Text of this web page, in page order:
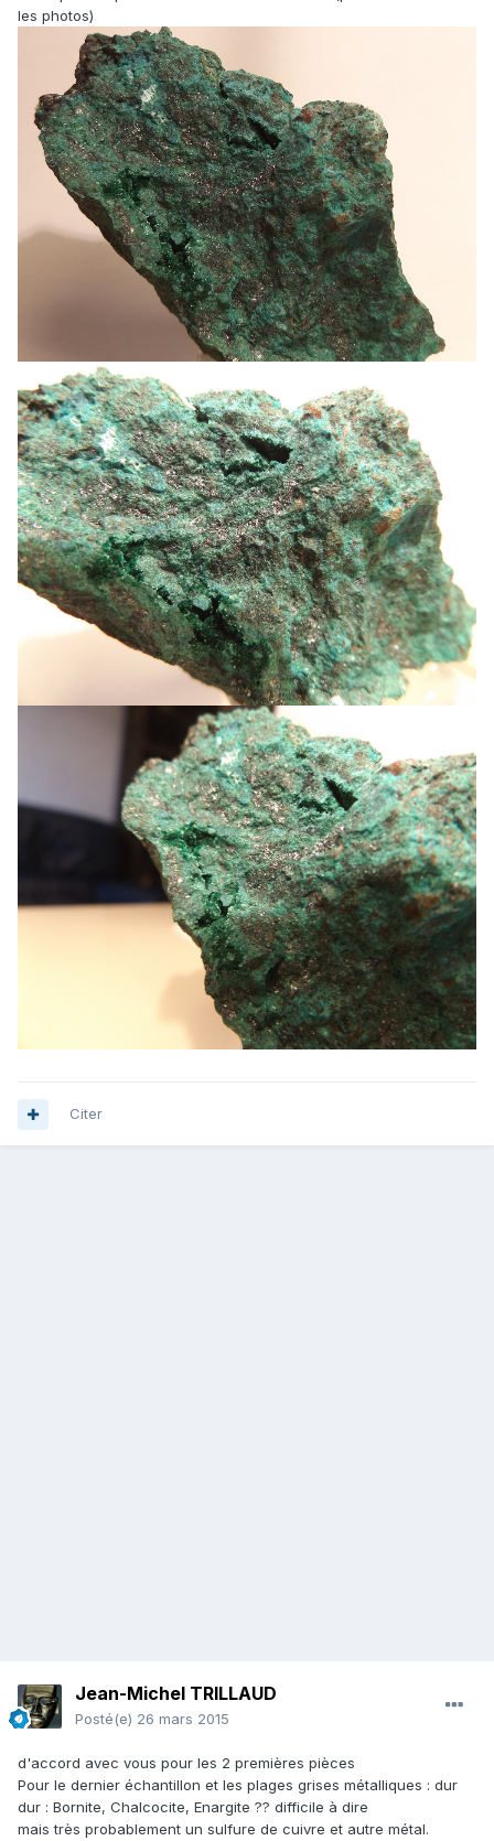
les photos)
Citer
Jean-Michel TRILLAUD
Posté(e) 26 mars 2015
d'accord avec vous pour les 2 premières pièces
Pour le dernier échantillon et les plages grises métalliques : dur
dur : Bornite, Chalcocite, Enargite ?? difficile à dire
mais très probablement un sulfure de cuivre et autre métal.